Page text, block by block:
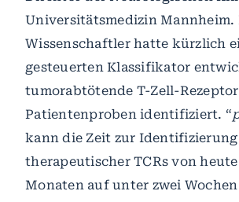
Universitätsmedizin Mannheim.
Wissenschaftler hatte kürzlich
gesteuerten Klassifikator
tumorabtötende T-Zell-
Patientenproben identifiziert. “
kann die Zeit zur Identifizierung
therapeutischer TCRs von
Monaten auf unter zwei Wochen